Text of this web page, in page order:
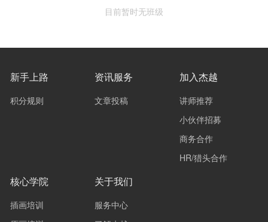
目前暂时无班级
新手上路
积分规则
资讯服务
文章投稿
加入杰越
讲师推荐
小伙伴招募
商务合作
HR/猎头合作
核心学院
插画培训
关于我们
服务中心